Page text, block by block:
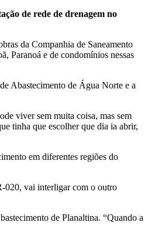
de rede de drenagem no
da Companhia de Saneamento
Paranoá e de condomínios nessas
Abastecimento de Água Norte e a
viver sem muita coisa, mas sem
tinha que escolher que dia ia abrir,
em diferentes regiões do
020, vai interligar com o outro
de Planaltina. “Quando a